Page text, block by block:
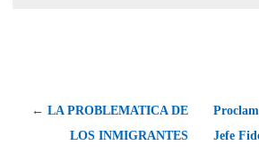
← LA PROBLEMATICA DE
LOS INMIGRANTES
Jefe